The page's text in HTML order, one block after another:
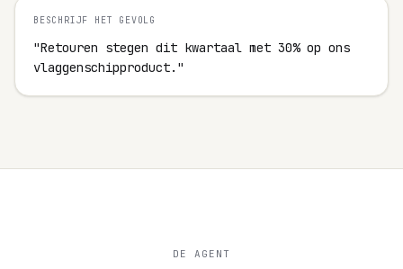
BESCHRIJF HET GEVOLG
"Retouren stegen dit kwartaal met 30% op ons
vlaggenschipproduct."
DE AGENT